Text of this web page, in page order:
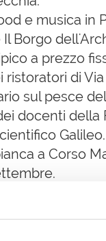
e musica in
Il Borgo
a prezzo
ristoratori di
sul pesce
docenti della
Galileo.
a Corso